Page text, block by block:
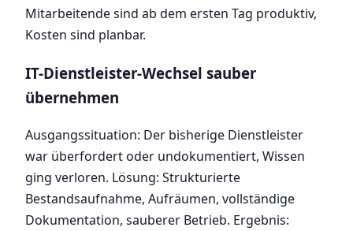
Mitarbeitende sind ab dem ersten Tag produktiv,
Kosten sind planbar.
IT-Dienstleister-Wechsel sauber
übernehmen
Ausgangssituation: Der bisherige Dienstleister
war überfordert oder undokumentiert, Wissen
ging verloren. Lösung: Strukturierte
Bestandsaufnahme, Aufräumen, vollständige
Dokumentation, sauberer Betrieb. Ergebnis: